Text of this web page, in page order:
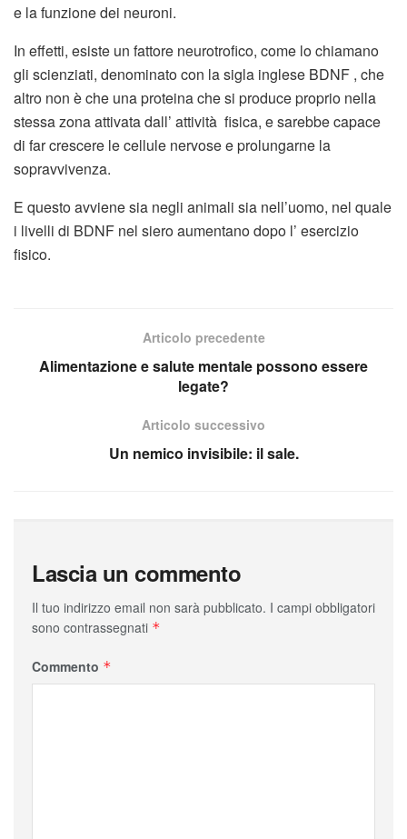
e la funzione dei neuroni.
In effetti, esiste un fattore neurotrofico, come lo chiamano
gli scienziati, denominato con la sigla inglese BDNF , che
altro non è che una proteina che si produce proprio nella
stessa zona attivata dall’ attività fisica, e sarebbe capace
di far crescere le cellule nervose e prolungarne la
sopravvivenza.
E questo avviene sia negli animali sia nell’uomo, nel quale
i livelli di BDNF nel siero aumentano dopo l’ esercizio
fisico.
Articolo precedente
Alimentazione e salute mentale possono essere
legate?
Articolo successivo
Un nemico invisibile: il sale.
Lascia un commento
Il tuo indirizzo email non sarà pubblicato. I campi obbligatori
sono contrassegnati *
Commento *